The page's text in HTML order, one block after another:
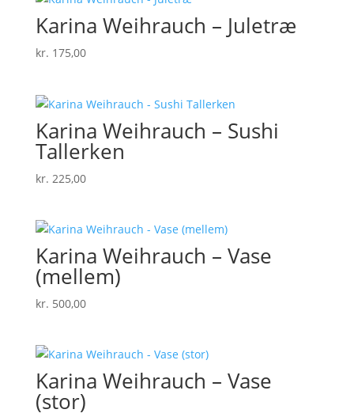
Karina Weihrauch – Juletræ
kr. 175,00
Karina Weihrauch – Sushi
Tallerken
kr. 225,00
Karina Weihrauch – Vase
(mellem)
kr. 500,00
Karina Weihrauch – Vase
(stor)